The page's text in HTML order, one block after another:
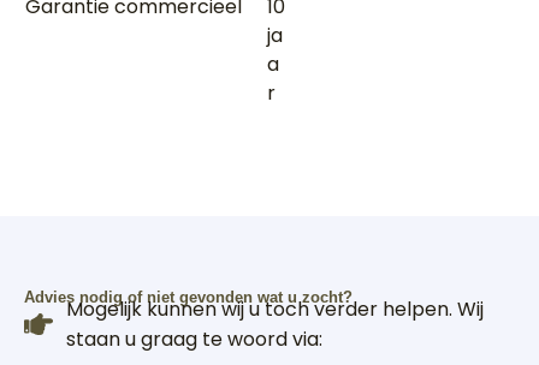
Garantie commercieel
10
ja
a
r
Advies nodig of niet gevonden wat u zocht?
Mogelijk kunnen wij u toch verder helpen. Wij
staan u graag te woord via: